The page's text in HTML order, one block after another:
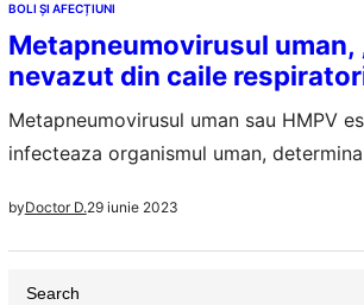
BOLI ȘI AFECȚIUNI
Metapneumovirusul uman,
nevazut din caile
Metapneumovirusul uman sau HMPV
infecteaza organismul uman,
infectii ale cailor aeriene respiratorii
superioare la pneumonii si astm, COPD,
metapneumovirusul uman isi face de
byDoctor D.29 iunie 2023